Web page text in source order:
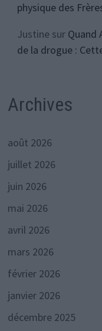
physique des
Justinesur Quand
de la drogue :
Archives
août 2026
juillet 2026
juin 2026
mai 2026
avril 2026
mars 2026
février 2026
janvier 2026
décembre 2025